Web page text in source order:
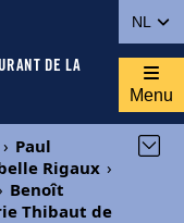
NL
DE LA
Menu
› Paul
Rigaux ›
Benoît
Thibaut de